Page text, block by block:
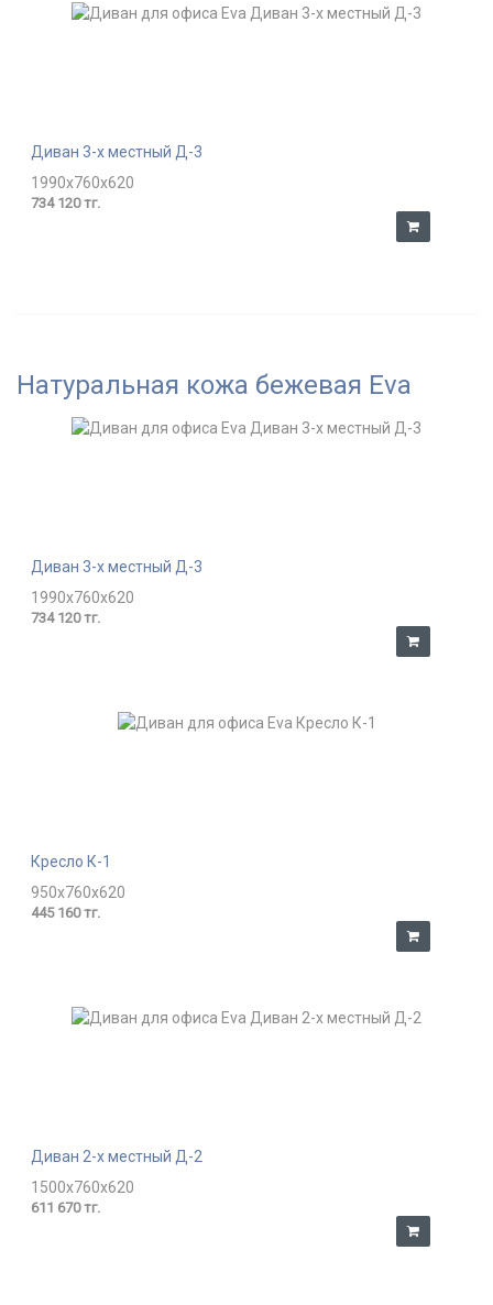
Диван 3-х местный Д-3
1990x760x620
734 120 тг.
Натуральная кожа бежевая Eva
Диван 3-х местный Д-3
1990x760x620
734 120 тг.
Кресло К-1
950x760x620
445 160 тг.
Диван 2-х местный Д-2
1500x760x620
611 670 тг.